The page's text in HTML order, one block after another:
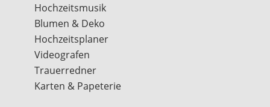
Hochzeitsmusik
Blumen & Deko
Hochzeitsplaner
Videografen
Trauerredner
Karten & Papeterie